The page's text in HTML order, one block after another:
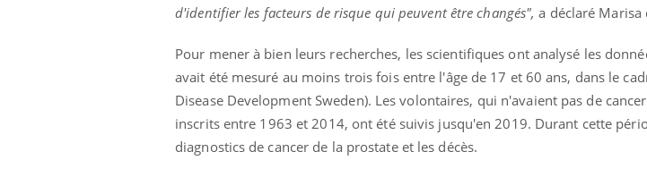
d'identifier les facteurs de risque qui peuvent être changés", a déclaré Marisa
Pour mener à bien leurs recherches, les scientifiques ont analysé les
avait été mesuré au moins trois fois entre l'âge de 17 et 60 ans, dans le
Disease Development Sweden). Les volontaires, qui n'avaient pas de
inscrits entre 1963 et 2014, ont été suivis jusqu'en 2019. Durant cette
diagnostics de cancer de la prostate et les décès.